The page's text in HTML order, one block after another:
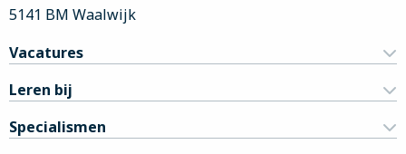
5141 BM Waalwijk
Vacatures
Leren bij
Specialismen